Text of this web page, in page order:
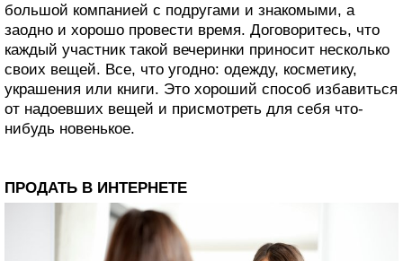
большой компанией с подругами и знакомыми, а
заодно и хорошо провести время. Договоритесь, что
каждый участник такой вечеринки приносит несколько
своих вещей. Все, что угодно: одежду, косметику,
украшения или книги. Это хороший способ избавиться
от надоевших вещей и присмотреть для себя что-
нибудь новенькое.
ПРОДАТЬ В ИНТЕРНЕТЕ